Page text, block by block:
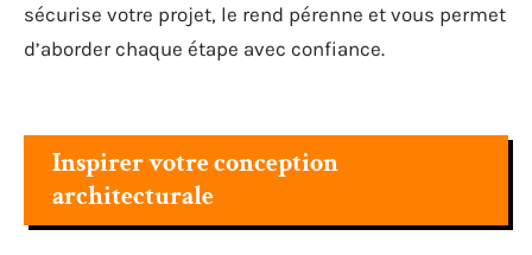
sécurise votre projet, le rend pérenne et vous permet
d’aborder chaque étape avec confiance.
Inspirer votre conception
architecturale